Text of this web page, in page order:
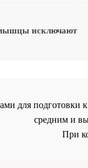
исключают
для
средним и
При